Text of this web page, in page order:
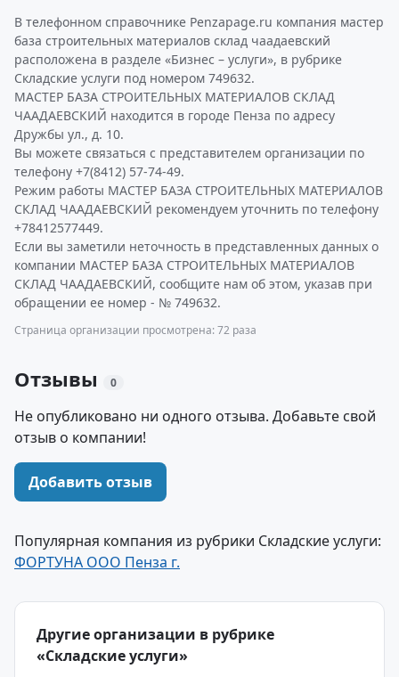
В телефонном справочнике Penzapage.ru компания мастер
база строительных материалов склад чаадаевский
расположена в разделе «Бизнес – услуги», в рубрике
Складские услуги под номером 749632.
МАСТЕР БАЗА СТРОИТЕЛЬНЫХ МАТЕРИАЛОВ СКЛАД
ЧААДАЕВСКИЙ находится в городе Пенза по адресу
Дружбы ул., д. 10.
Вы можете связаться с представителем организации по
телефону +7(8412) 57-74-49.
Режим работы МАСТЕР БАЗА СТРОИТЕЛЬНЫХ МАТЕРИАЛОВ
СКЛАД ЧААДАЕВСКИЙ рекомендуем уточнить по телефону
+78412577449.
Если вы заметили неточность в представленных данных о
компании МАСТЕР БАЗА СТРОИТЕЛЬНЫХ МАТЕРИАЛОВ
СКЛАД ЧААДАЕВСКИЙ, сообщите нам об этом, указав при
обращении ее номер - № 749632.
Страница организации просмотрена: 72 раза
Отзывы 0
Не опубликовано ни одного отзыва. Добавьте свой
отзыв о компании!
Добавить отзыв
Популярная компания из рубрики Складские услуги:
ФОРТУНА ООО Пенза г.
Другие организации в рубрике
«Складские услуги»